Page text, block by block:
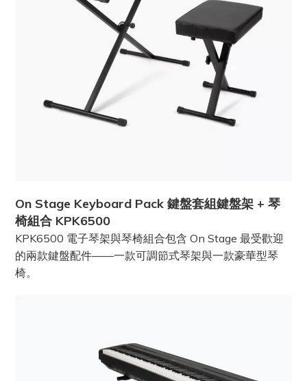
On Stage Keyboard Pack 鍵盤套組鍵盤架 + 琴
椅組合 KPK6500
KPK6500 電子琴架與琴椅組合包含 On Stage 最受歡迎
的兩款鍵盤配件——一款可調節式琴架與一款豪華型琴
椅。